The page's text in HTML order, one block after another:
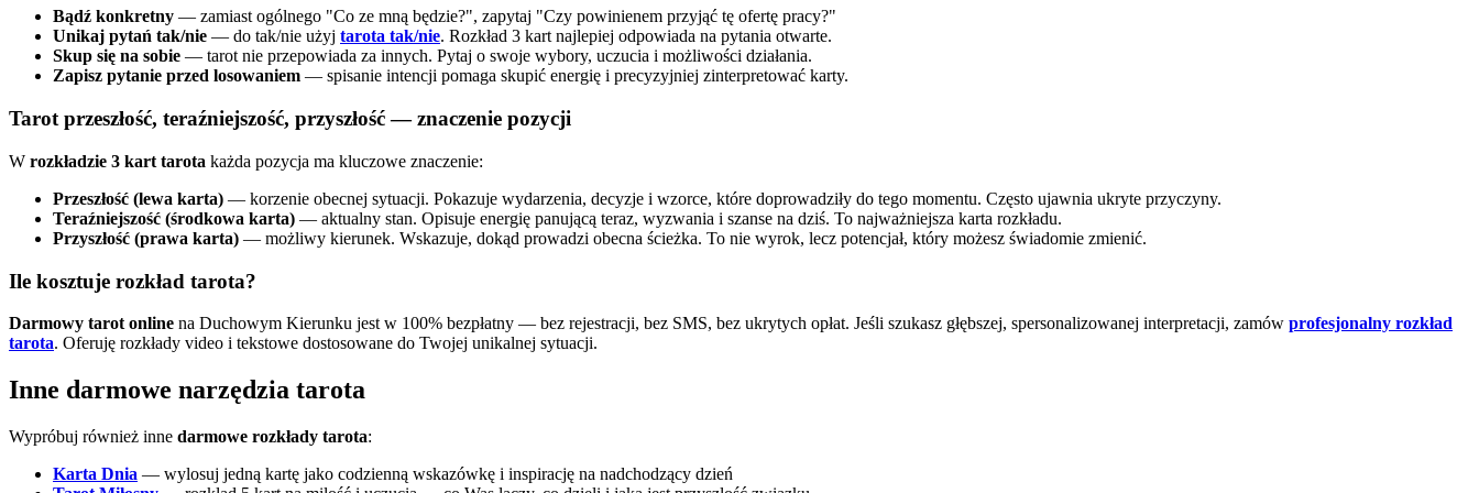
Bądź konkretny — zamiast ogólnego "Co ze mną będzie?", zapytaj "Czy powinienem przyjąć tę ofertę pracy?"
Unikaj pytań tak/nie — do tak/nie użyj tarota tak/nie. Rozkład 3 kart najlepiej odpowiada na pytania otwarte.
Skup się na sobie — tarot nie przepowiada za innych. Pytaj o swoje wybory, uczucia i możliwości działania.
Zapisz pytanie przed losowaniem — spisanie intencji pomaga skupić energię i precyzyjniej zinterpretować karty.
Tarot przeszłość, teraźniejszość, przyszłość — znaczenie pozycji
W rozkładzie 3 kart tarota każda pozycja ma kluczowe znaczenie:
Przeszłość (lewa karta) — korzenie obecnej sytuacji. Pokazuje wydarzenia, decyzje i wzorce, które doprowadziły do tego momentu. Często ujawnia ukryte przyczyny.
Teraźniejszość (środkowa karta) — aktualny stan. Opisuje energię panującą teraz, wyzwania i szanse na dziś. To najważniejsza karta rozkładu.
Przyszłość (prawa karta) — możliwy kierunek. Wskazuje, dokąd prowadzi obecna ścieżka. To nie wyrok, lecz potencjał, który możesz świadomie zmienić.
Ile kosztuje rozkład tarota?
Darmowy tarot online na Duchowym Kierunku jest w 100% bezpłatny — bez rejestracji, bez SMS, bez ukrytych opłat. Jeśli szukasz głębszej, spersonalizowanej interpretacji, zamów profesjonalny rozkład
tarota. Oferuję rozkłady video i tekstowe dostosowane do Twojej unikalnej sytuacji.
Inne darmowe narzędzia tarota
Wypróbuj również inne darmowe rozkłady tarota:
Karta Dnia — wylosuj jedną kartę jako codzienną wskazówkę i inspirację na nadchodzący dzień